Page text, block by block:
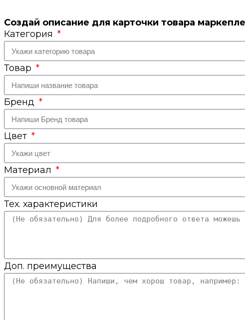
Создай описание для карточки товара
Категория
Товар
Бренд
Цвет
Материал
Тех. характеристики
Доп. преимущества